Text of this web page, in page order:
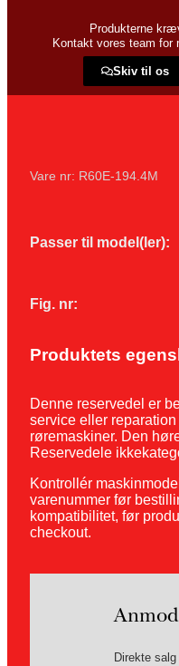
Produkterne
Kontakt vores team for
Skiv til os
Vare nr: R60E-194.4M
Passer til model(ler):
Fig. nr:
Produktets
Denne reservedel er
service eller
røremaskiner. Den
Reservedele
Kontrollér
varenummer før
kompatibilitet, før
checkout.
Direkte